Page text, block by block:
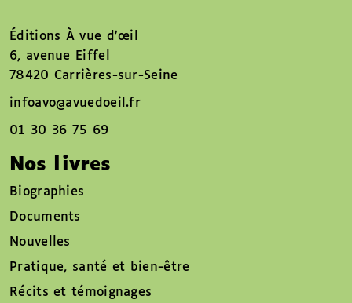
Éditions À vue d’œil
6, avenue Eiffel
78420 Carrières-sur-Seine
infoavo@avuedoeil.fr
01 30 36 75 69
Nos livres
Biographies
Documents
Nouvelles
Pratique, santé et bien-être
Récits et témoignages